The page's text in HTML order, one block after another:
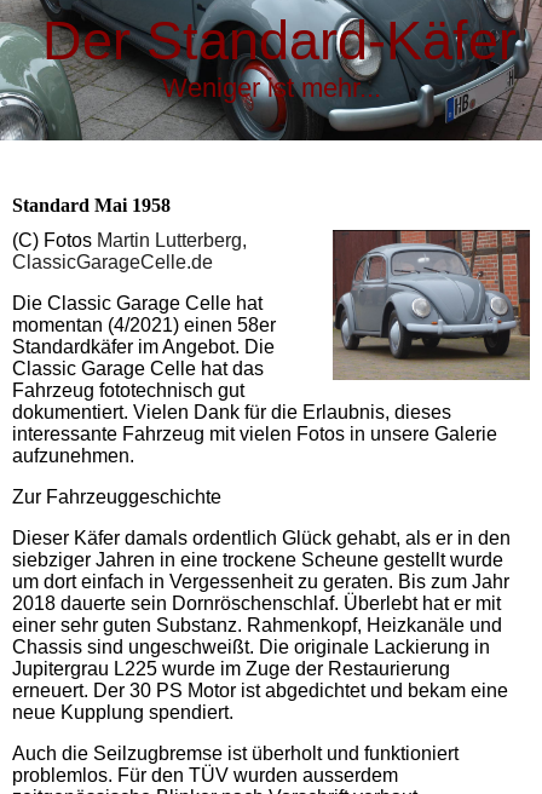
Der Standard-Käfer
Weniger ist mehr...
Standard Mai 1958
(C) Fotos Martin Lutterberg,
ClassicGarageCelle.de
Die Classic Garage Celle hat
momentan (4/2021) einen 58er
Standardkäfer im Angebot. Die
Classic Garage Celle hat das
Fahrzeug fototechnisch gut
dokumentiert. Vielen Dank für die Erlaubnis, dieses
interessante Fahrzeug mit vielen Fotos in unsere Galerie
aufzunehmen.
Zur Fahrzeuggeschichte
Dieser Käfer damals ordentlich Glück gehabt, als er in den
siebziger Jahren in eine trockene Scheune gestellt wurde
um dort einfach in Vergessenheit zu geraten. Bis zum Jahr
2018 dauerte sein Dornröschenschlaf. Überlebt hat er mit
einer sehr guten Substanz. Rahmenkopf, Heizkanäle und
Chassis sind ungeschweißt. Die originale Lackierung in
Jupitergrau L225 wurde im Zuge der Restaurierung
erneuert. Der 30 PS Motor ist abgedichtet und bekam eine
neue Kupplung spendiert.
Auch die Seilzugbremse ist überholt und funktioniert
problemlos. Für den TÜV wurden ausserdem